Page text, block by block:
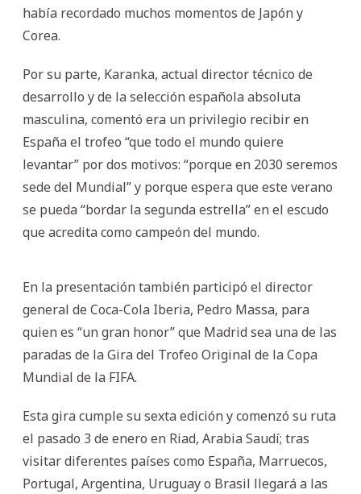
había recordado muchos momentos de Japón y
Corea.
Por su parte, Karanka, actual director técnico de
desarrollo y de la selección española absoluta
masculina, comentó era un privilegio recibir en
España el trofeo “que todo el mundo quiere
levantar” por dos motivos: “porque en 2030 seremos
sede del Mundial” y porque espera que este verano
se pueda “bordar la segunda estrella” en el escudo
que acredita como campeón del mundo.
En la presentación también participó el director
general de Coca-Cola Iberia, Pedro Massa, para
quien es “un gran honor” que Madrid sea una de las
paradas de la Gira del Trofeo Original de la Copa
Mundial de la FIFA.
Esta gira cumple su sexta edición y comenzó su ruta
el pasado 3 de enero en Riad, Arabia Saudí; tras
visitar diferentes países como España, Marruecos,
Portugal, Argentina, Uruguay o Brasil llegará a las